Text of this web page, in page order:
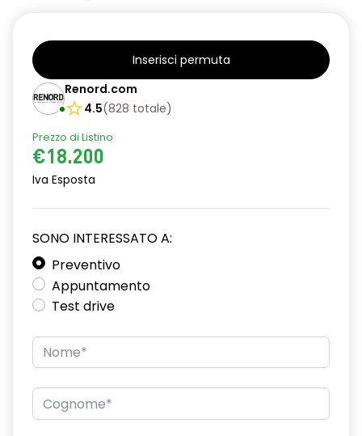
Alzacristalli elettrici posteriori
Barre tetto modulari nere
Bracciolo anteriore con vano portaoggetti
Chiave pieghevole a 3 pulsanti
Distance warning avviso distanza di sicurezza
Driver display con schermo TFT da 3,5''
Eco Mode
compatibile 2G/3G o 4G/5G in base al veicolo
Firma luminosa pixelata con fari full LED
HARM03
Inserisci permuta
Renord.com
4.5(828 totale)
Prezzo di Listino
€18.200
Iva Esposta
SONO INTERESSATO A:
Preventivo
Appuntamento
Test drive